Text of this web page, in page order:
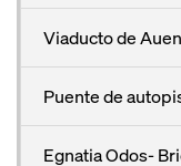
Viaducto de
Puente de
Egnatia Odos-